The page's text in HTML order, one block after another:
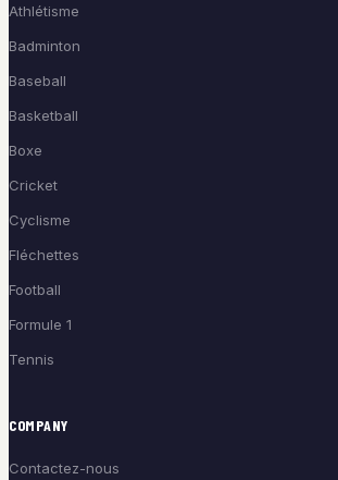
Athlétisme
Badminton
Baseball
Basketball
Boxe
Cricket
Cyclisme
Fléchettes
Football
Formule 1
Tennis
COMPANY
Contactez-nous